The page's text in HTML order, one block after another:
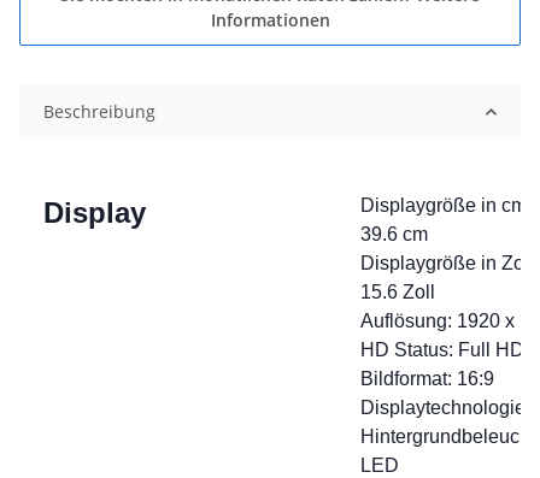
Informationen
Beschreibung
Display
Displaygröße in cm:
39.6 cm
Displaygröße in Zoll:
15.6 Zoll
Auflösung: 1920 x
HD Status: Full HD
Bildformat: 16:9
Displaytechnologie:
LED